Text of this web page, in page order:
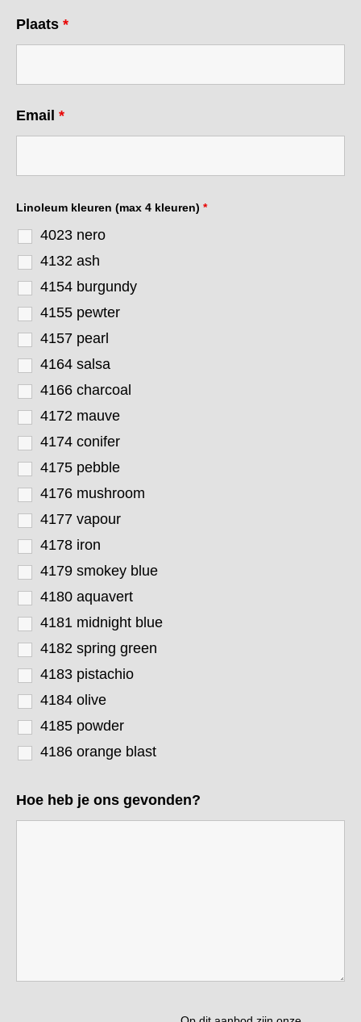
Plaats *
Email *
Linoleum kleuren (max 4 kleuren) *
4023 nero
4132 ash
4154 burgundy
4155 pewter
4157 pearl
4164 salsa
4166 charcoal
4172 mauve
4174 conifer
4175 pebble
4176 mushroom
4177 vapour
4178 iron
4179 smokey blue
4180 aquavert
4181 midnight blue
4182 spring green
4183 pistachio
4184 olive
4185 powder
4186 orange blast
Hoe heb je ons gevonden?